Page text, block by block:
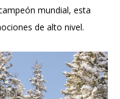
mundial, esta
de alto nivel.